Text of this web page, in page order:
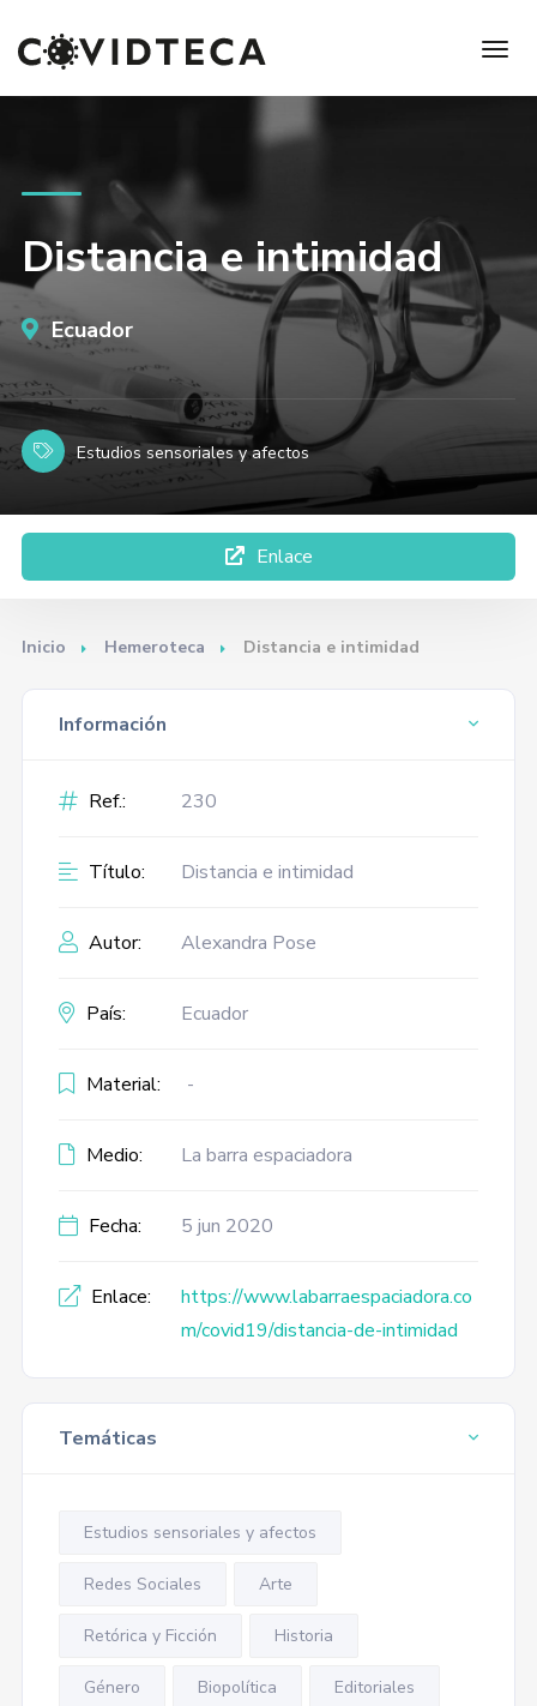
Distancia e intimidad
Ecuador
Estudios sensoriales y afectos
Enlace
Inicio Hemeroteca Distancia e intimidad
Información
Ref.: 230
Título: Distancia e intimidad
Autor: Alexandra Pose
País: Ecuador
Material: -
Medio: La barra espaciadora
Fecha: 5 jun 2020
Enlace:
https://www.labarraespaciadora.co
m/covid19/distancia-de-intimidad
Temáticas
Estudios sensoriales y afectos
Redes Sociales Arte
Retórica y Ficción Historia
Género Biopolítica Editoriales